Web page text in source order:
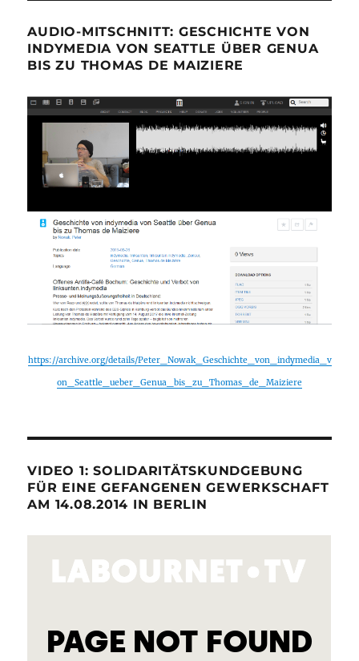
AUDIO-MITSCHNITT: GESCHICHTE VON
INDYMEDIA VON SEATTLE ÜBER GENUA
BIS ZU THOMAS DE MAIZIERE
https://archive.org/details/Peter_Nowak_Geschichte_von_indymedia_v
on_Seattle_ueber_Genua_bis_zu_Thomas_de_Maiziere
VIDEO 1: SOLIDARITÄTSKUNDGEBUNG
FÜR EINE GEFANGENEN GEWERKSCHAFT
AM 14.08.2014 IN BERLIN